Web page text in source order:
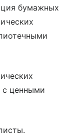
бумажных
с ценными